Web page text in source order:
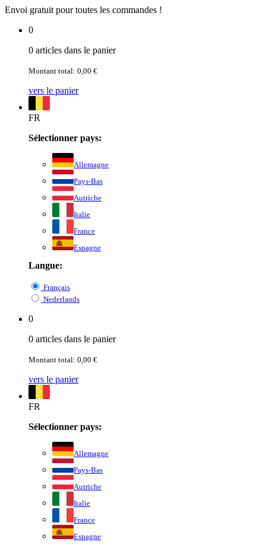
Envoi gratuit pour toutes les commandes !
0
0 articles dans le panier
Montant total: 0,00 €
vers le panier
FR
Sélectionner pays:
Allemagne
Pays-Bas
Autriche
Italie
France
Espagne
Langue:
Français
Nederlands
0
0 articles dans le panier
Montant total: 0,00 €
vers le panier
FR
Sélectionner pays:
Allemagne
Pays-Bas
Autriche
Italie
France
Espagne